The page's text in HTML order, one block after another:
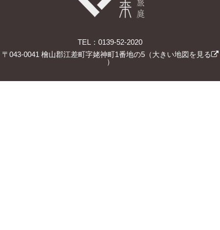
TEL：0139-52-2020
〒043-0041 檜山郡江差町字姥神町1番地の5（大きい地図を見る
）